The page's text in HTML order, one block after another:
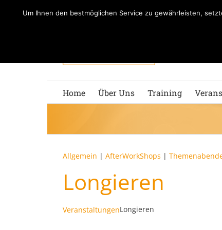
Home Über Uns Training
Allgemein | AfterWorkShops |
Longieren
VeranstaltungenLongieren
Um Ihnen den bestmöglichen Service zu gewährleisten,